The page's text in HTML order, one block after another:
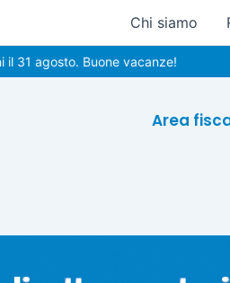
Chi siamo
Buone vacanze!
Area